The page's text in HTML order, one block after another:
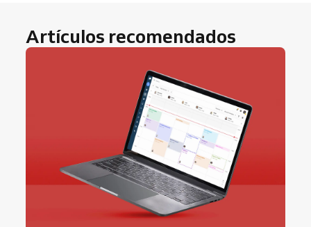
Artículos recomendados